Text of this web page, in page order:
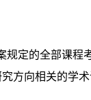
规定的全部课程
方向相关的学